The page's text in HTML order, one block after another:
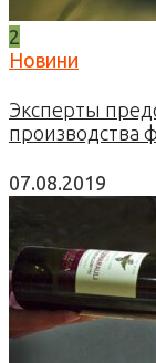
2
Новини
Эксперты
производства
07.08.2019